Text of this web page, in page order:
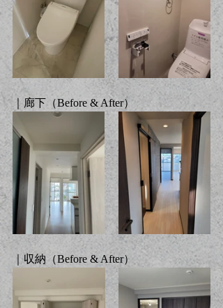
｜廊下（Before & After）
｜収納（Before & After）